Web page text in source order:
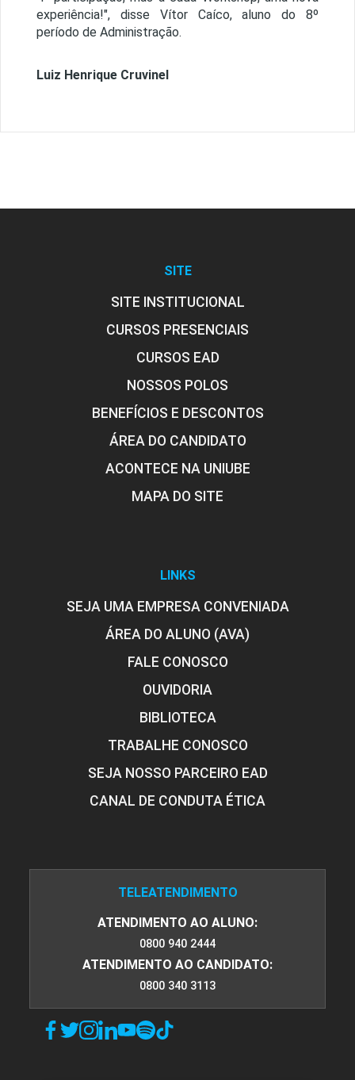
experiência!", disse Vítor Caíco, aluno do 8º
período de Administração.
Luiz Henrique Cruvinel
SITE
SITE INSTITUCIONAL
CURSOS PRESENCIAIS
CURSOS EAD
NOSSOS POLOS
BENEFÍCIOS E DESCONTOS
ÁREA DO CANDIDATO
ACONTECE NA UNIUBE
MAPA DO SITE
LINKS
SEJA UMA EMPRESA CONVENIADA
ÁREA DO ALUNO (AVA)
FALE CONOSCO
OUVIDORIA
BIBLIOTECA
TRABALHE CONOSCO
SEJA NOSSO PARCEIRO EAD
CANAL DE CONDUTA ÉTICA
TELEATENDIMENTO
ATENDIMENTO AO ALUNO:
0800 940 2444
ATENDIMENTO AO CANDIDATO:
0800 340 3113